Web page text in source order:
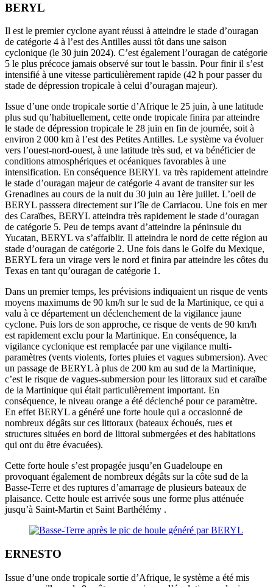
BERYL
Il est le premier cyclone ayant réussi à atteindre le stade d’ouragan
de catégorie 4 à l’est des Antilles aussi tôt dans une saison
cyclonique (le 30 juin 2024). C’est également l’ouragan de catégorie
5 le plus précoce jamais observé sur tout le bassin. Pour finir il s’est
intensifié à une vitesse particulièrement rapide (42 h pour passer du
stade de dépression tropicale à celui d’ouragan majeur).
Issue d’une onde tropicale sortie d’Afrique le 25 juin, à une latitude
plus sud qu’habituellement, cette onde tropicale finira par atteindre
le stade de dépression tropicale le 28 juin en fin de journée, soit à
environ 2 000 km à l’est des Petites Antilles. Le système va évoluer
vers l’ouest-nord-ouest, à une latitude très sud, et va bénéficier de
conditions atmosphériques et océaniques favorables à une
intensification. En conséquence BERYL va très rapidement atteindre
le stade d’ouragan majeur de catégorie 4 avant de transiter sur les
Grenadines au cours de la nuit du 30 juin au 1ère juillet. L’oeil de
BERYL passsera directement sur l’île de Carriacou. Une fois en mer
des Caraïbes, BERYL atteindra très rapidement le stade d’ouragan
de catégorie 5. Peu de temps avant d’atteindre la péninsule du
Yucatan, BERYL va s’affaiblir. Il atteindra le nord de cette région au
stade d’ouragan de catégorie 2. Une fois dans le Golfe du Mexique,
BERYL fera un virage vers le nord et finira par atteindre les côtes du
Texas en tant qu’ouragan de catégorie 1.
Dans un premier temps, les prévisions indiquaient un risque de vents
moyens maximums de 90 km/h sur le sud de la Martinique, ce qui a
valu à ce département un déclenchement de la vigilance jaune
cyclone. Puis lors de son approche, ce risque de vents de 90 km/h
est rapidement exclu pour la Martinique. En conséquence, la
vigilance cyclonique est remplacée par une vigilance multi-
paramètres (vents violents, fortes pluies et vagues submersion). Avec
un passage de BERYL à plus de 200 km au sud de la Martinique,
c’est le risque de vagues-submersion pour les littoraux sud et caraïbe
de la Martinique qui était particulièrement important. En
conséquence, le niveau orange a été déclenché pour ce paramètre.
En effet BERYL a généré une forte houle qui a occasionné de
nombreux dégâts sur ces littoraux (bateaux échoués, rues et
structures situées en bord de littoral submergées et des habitations
qui ont du être évacuées).
Cette forte houle s’est propagée jusqu’en Guadeloupe en
provoquant également de nombreux dégâts sur la côte sud de la
Basse-Terre et des ruptures d’amarrage de plusieurs bateaux de
plaisance. Cette houle est arrivée sous une forme plus atténuée
jusqu’à Saint-Martin et Saint Barthélémy .
ERNESTO
Issue d’une onde tropicale sortie d’Afrique, le système a été mis